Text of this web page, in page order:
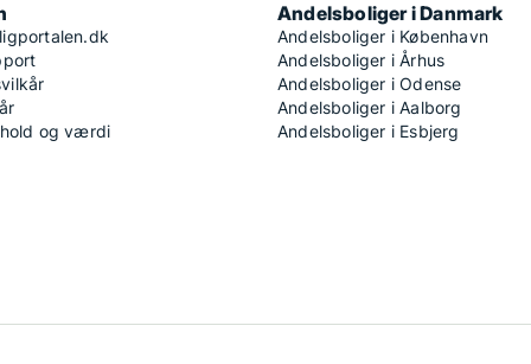
og værdi
Andelsboliger i Danmark
Andelsboliger i København
Andelsboliger i Århus
Andelsboliger i Odense
Andelsboliger i Aalborg
Andelsboliger i Esbjerg